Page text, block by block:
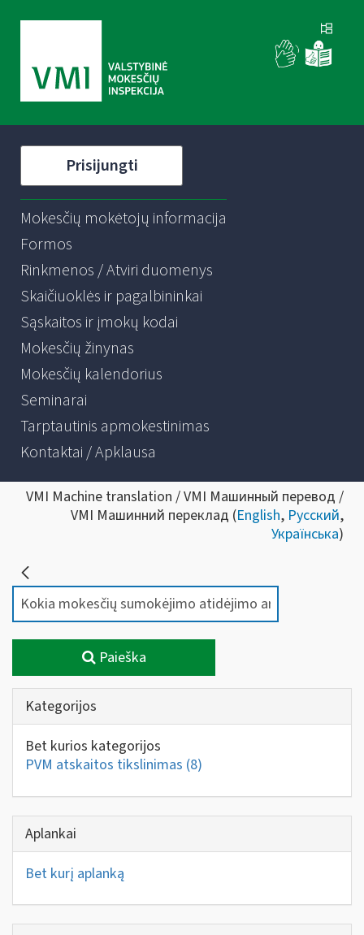
Prisijungti
Mokesčių mokėtojų informacija
Formos
Rinkmenos / Atviri duomenys
Skaičiuoklės ir pagalbininkai
Sąskaitos ir įmokų kodai
Mokesčių žinynas
Mokesčių kalendorius
Seminarai
Tarptautinis apmokestinimas
Kontaktai / Apklausa
VMI Machine translation / VMI Машинный перевод /
VMI Машинний переклад (English, Русский,
Українська)
Paieška
Kategorijos
Bet kurios kategorijos
PVM atskaitos tikslinimas (8)
Aplankai
Bet kurį aplanką